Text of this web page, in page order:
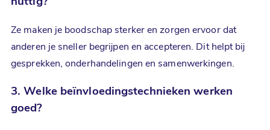
Ze maken je boodschap sterker en zorgen ervoor dat
anderen je sneller begrijpen en accepteren. Dit helpt bij
gesprekken, onderhandelingen en samenwerkingen.
3. Welke beïnvloedingstechnieken werken
goed?